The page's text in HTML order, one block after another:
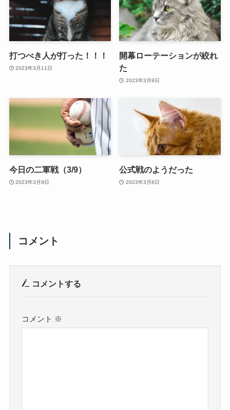
打つべき人が打った！！！
2023年3月11日
開幕ローテーションが絞れ
た
2023年3月9日
今日の二軍戦（3/9）
2023年3月9日
公式戦のようだった
2023年3月8日
コメント
コメントする
コメント ※